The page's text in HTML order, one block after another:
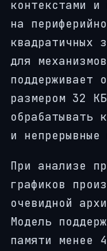
контекстами и
на
квадратичных
для
поддерживает
размером 32
обрабатывать
и непрерывные
При анализе
графиков
очевидной
Модель
памяти менее